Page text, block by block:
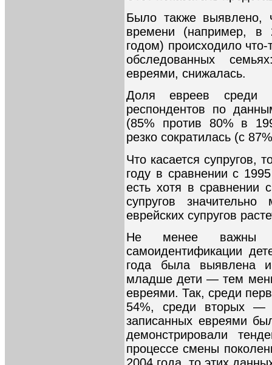
Было также выявлено,
времени (например, в
годом) происходило
обследованных
евреями, снижалась.
Доля евреев среди
респондентов по
(85% против 80% в
резко сократилась (с
Что касается супругов,
году в сравнении с
есть хотя в сравнении
супругов
еврейских супругов
Не менее важны
самоидентификации
года была выявлена
младше дети — тем
евреями. Так, среди
54%, среди вторых —
записанных евреями
демонстрировали
процессе смены